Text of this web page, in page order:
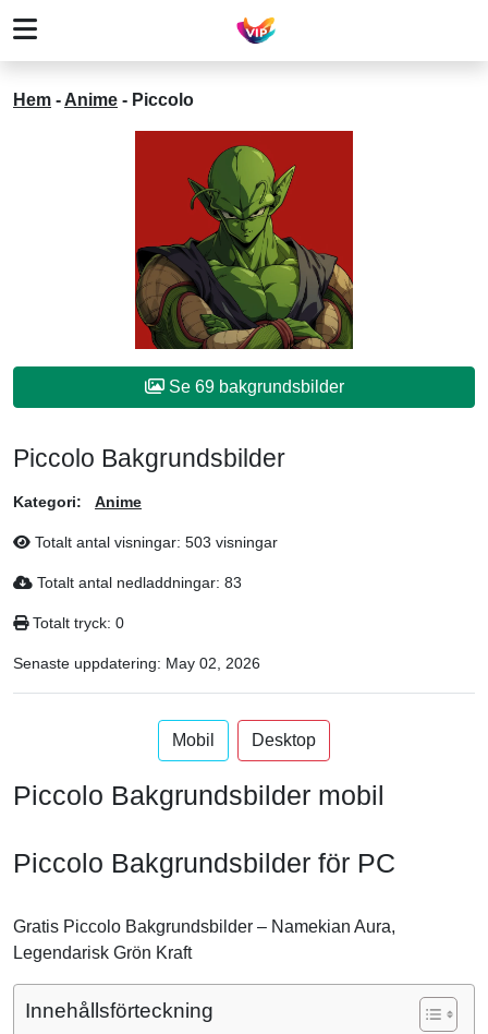
Hem - Anime - Piccolo
Se 69 bakgrundsbilder
Piccolo Bakgrundsbilder
Kategori: Anime
Totalt antal visningar: 503 visningar
Totalt antal nedladdningar: 83
Totalt tryck: 0
Senaste uppdatering: May 02, 2026
Mobil Desktop
Piccolo Bakgrundsbilder mobil
Piccolo Bakgrundsbilder för PC
Gratis Piccolo Bakgrundsbilder – Namekian Aura,
Legendarisk Grön Kraft
Innehållsförteckning